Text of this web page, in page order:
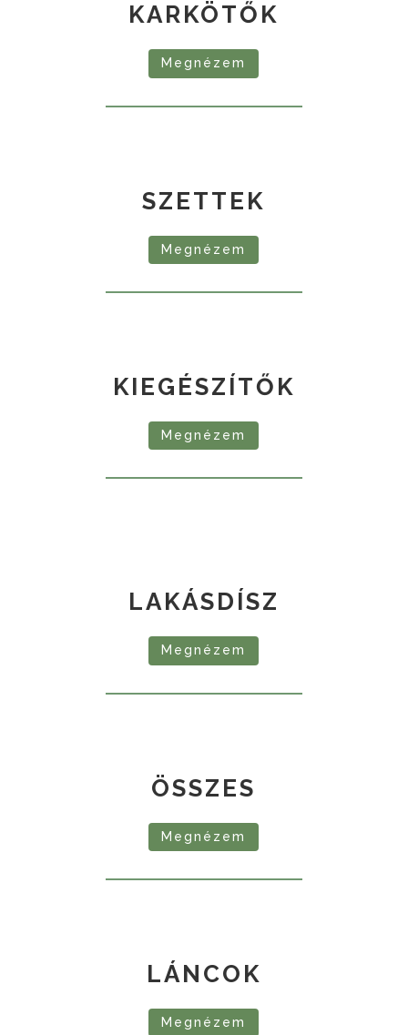
KARKÖTŐK
Megnézem
SZETTEK
Megnézem
KIEGÉSZÍTŐK
Megnézem
LAKÁSDÍSZ
Megnézem
ÖSSZES
Megnézem
LÁNCOK
Megnézem